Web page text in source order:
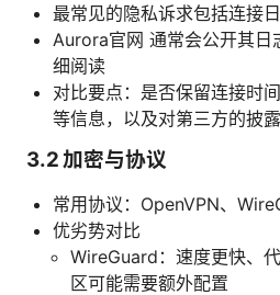
最常见的隐私诉求包括连接
Aurora官网 通常会公开其日
细阅读
对比要点：是否保留连接时
等信息，以及对第三方的披
3.2 加密与协议
常用协议：OpenVPN、
优劣势对比
WireGuard：速度更快、
区可能需要额外配置